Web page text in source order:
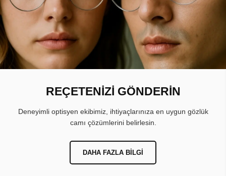
REÇETENİZİ GÖNDERİN
Deneyimli optisyen ekibimiz, ihtiyaçlarınıza en uygun gözlük
camı çözümlerini belirlesin.
DAHA FAZLA BILGI